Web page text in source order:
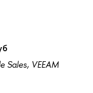
Sales, VEEAM